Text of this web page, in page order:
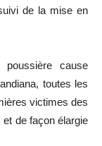
de la mise en
cause
toutes les
victimes des
et de façon élargie